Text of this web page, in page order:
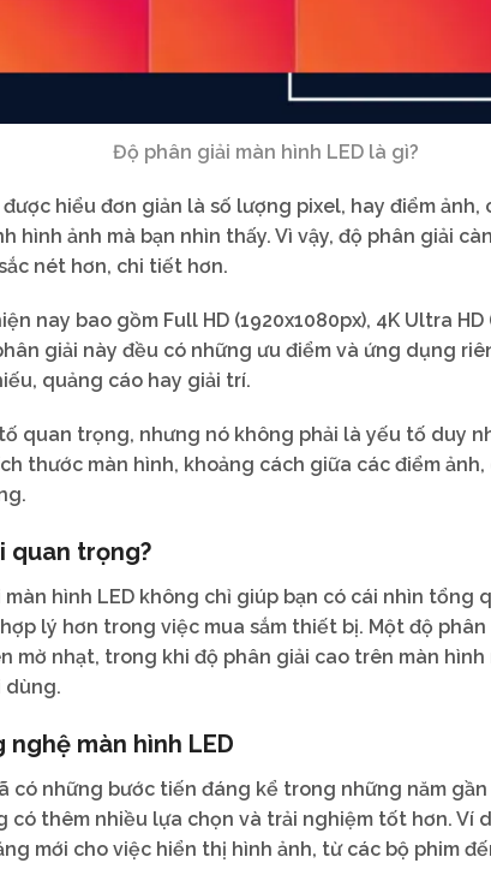
Độ phân giải màn hình LED là gì?
được hiểu đơn giản là số lượng pixel, hay điểm ảnh,
hình ảnh mà bạn nhìn thấy. Vì vậy, độ phân giải
nét hơn, chi tiết hơn.
nay bao gồm Full HD (1920x1080px), 4K Ultra HD
giải này đều có những ưu điểm và ứng dụng
quảng cáo hay giải trí.
quan trọng, nhưng nó không phải là yếu tố duy
thước màn hình, khoảng cách giữa các điểm
quan trọng?
hình LED không chỉ giúp bạn có cái nhìn tổng
lý hơn trong việc mua sắm thiết bị. Một độ
mờ nhạt, trong khi độ phân giải cao trên màn
dùng.
màn hình LED
có những bước tiến đáng kể trong những năm
thêm nhiều lựa chọn và trải nghiệm tốt hơn. Ví
mới cho việc hiển thị hình ảnh, từ các bộ phim